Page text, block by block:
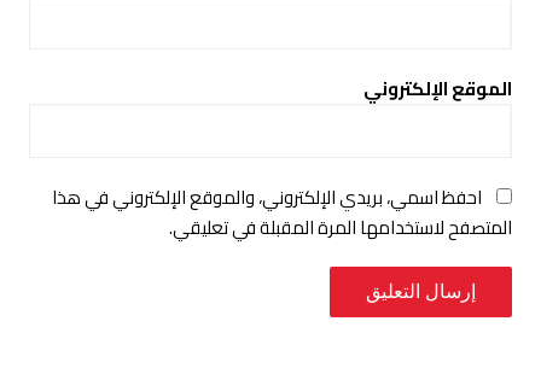
الموقع الإلكتروني
احفظ اسمي، بريدي الإلكتروني، والموقع الإلكتروني في هذا
المتصفح لاستخدامها المرة المقبلة في تعليقي.